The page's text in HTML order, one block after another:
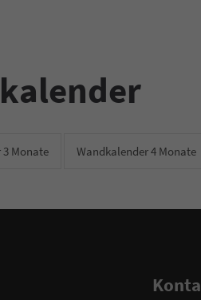
Monate Wandkalender 4 Monate